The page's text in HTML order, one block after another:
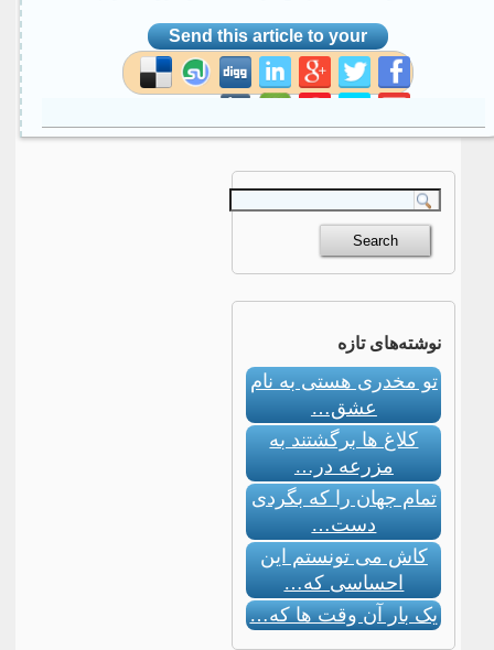
Send this article to your
social site
نوشته‌های تازه
تو مخدری هستی به نام
عشق…
کلاغ ها برگشتند به
مزرعه در…
تمام جهان را که بگردی
دست…
کاش می تونستم این
احساسی که…
یک بار آن وقت ها که…